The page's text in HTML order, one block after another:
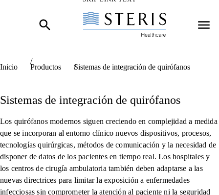
Inicio
Productos Sistemas de integración de quirófanos
Sistemas de integración de quirófanos
Los quirófanos modernos siguen creciendo en complejidad a medida
que se incorporan al entorno clínico nuevos dispositivos, procesos,
tecnologías quirúrgicas, métodos de comunicación y la necesidad de
disponer de datos de los pacientes en tiempo real. Los hospitales y
los centros de cirugía ambulatoria también deben adaptarse a las
nuevas directrices para limitar la exposición a enfermedades
infecciosas sin comprometer la atención al paciente ni la seguridad